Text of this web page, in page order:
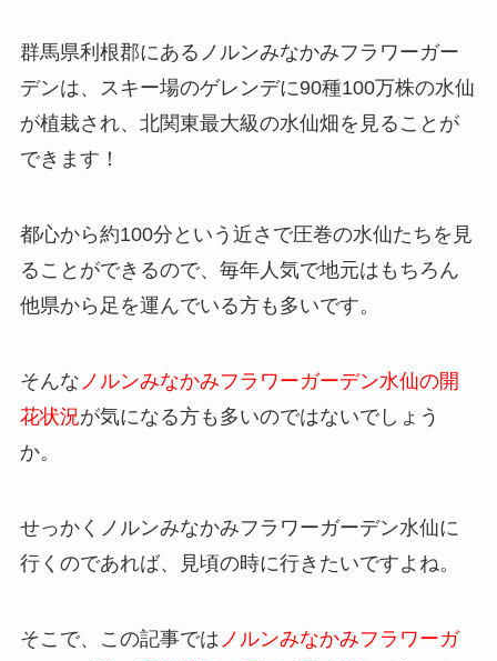
群馬県利根郡にあるノルンみなかみフラワーガー
デンは、スキー場のゲレンデに90種100万株の水仙
が植栽され、北関東最大級の水仙畑を見ることが
できます！
都心から約100分という近さで圧巻の水仙たちを見
ることができるので、毎年人気で地元はもちろん
他県から足を運んでいる方も多いです。
そんな ノルンみなかみフラワーガーデン水仙の開
花状況が気になる方も多いのではないでしょう
か。
せっかく ノルンみなかみフラワーガーデン水仙に
行くのであれば、見頃の時に行きたいですよね。
そこで、この記事では ノルンみなかみフラワーガ